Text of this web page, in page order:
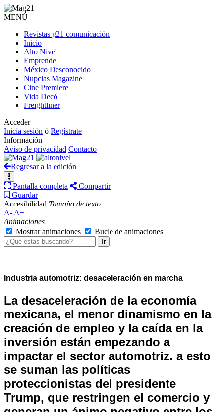
MENÚ
Revistas g21 comunicación
Inicio
Alto Nivel
Emprende
México Desconocido
Nupcias Magazine
Cine Premiere
Vida Decó
Freightliner
Acceder
Inicia sesión ó Regístrate
Información
Aviso de privacidad Contacto
Regresar a la edición
Pantalla completa
Compartir
Guardar
Accesibilidad Tamaño de texto
A- A+
Animaciones
Mostrar animaciones
Bucle de animaciones
Ir
Industria automotriz: desaceleración en marcha
La desaceleración de la economía
mexicana, el menor dinamismo en la
creación de empleo y la caída en la
inversión están empezando a
impactar el sector automotriz. a esto
se suman las políticas
proteccionistas del presidente
Trump, que restringen el comercio y